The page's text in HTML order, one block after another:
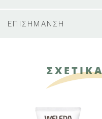
ΕΠΙΣΗΜΑΝΣΗ